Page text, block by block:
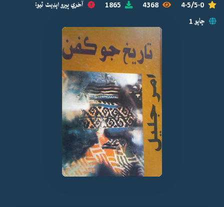
4.5/5.0
4368
1865 آخري ڀيرو اپڊيٽ ٿيو:
ڇاپو 1